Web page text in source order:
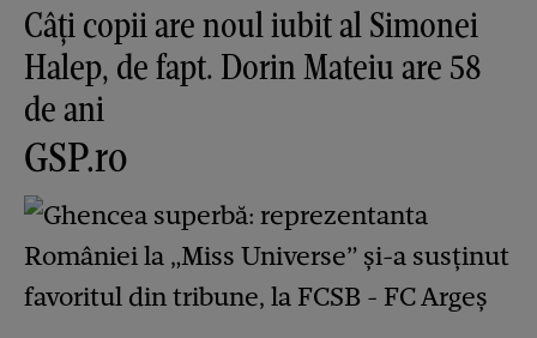
Câți copii are noul iubit al Simonei
Halep, de fapt. Dorin Mateiu are 58
de ani
GSP.ro